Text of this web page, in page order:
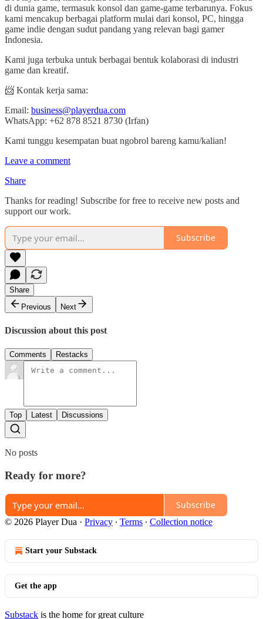
di dunia game, termasuk konsol dan game-game terbarunya. Fokus
kami mencakup berbagai platform mulai dari konsol, PC, hingga
game indie dengan sudut pandang yang relevan bagi gamer
Indonesia.
Kami juga terbuka untuk berbagai bentuk kolaborasi di industri
game dan kreatif.
📨 Kontak kerja sama:
Email: business@playerdua.com
WhatsApp: +62 878 8521 8730 (Irfan)
Kami tunggu kesempatan buat ngobrol bareng kamu/kalian!
Leave a comment
Share
Thanks for reading! Subscribe for free to receive new posts and
support our work.
Subscribe
Share
Previous
Next
Discussion about this post
Comments Restacks
Top Latest Discussions
No posts
Ready for more?
Subscribe
© 2026 Player Dua · Privacy ∙ Terms ∙ Collection notice
Start your Substack
Get the app
Substack is the home for great culture